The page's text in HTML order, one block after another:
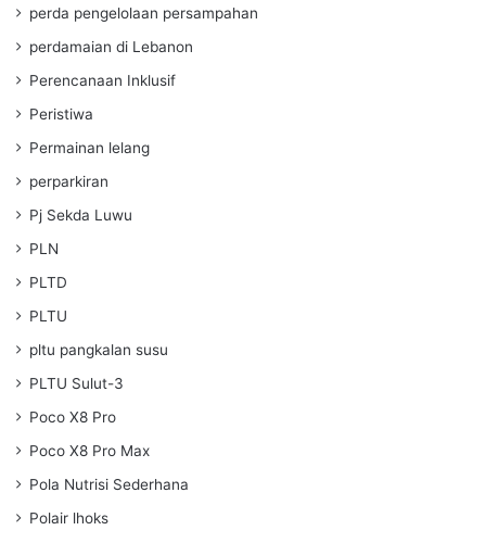
perda pengelolaan persampahan
perdamaian di Lebanon
Perencanaan Inklusif
Peristiwa
Permainan lelang
perparkiran
Pj Sekda Luwu
PLN
PLTD
PLTU
pltu pangkalan susu
PLTU Sulut-3
Poco X8 Pro
Poco X8 Pro Max
Pola Nutrisi Sederhana
Polair lhoks